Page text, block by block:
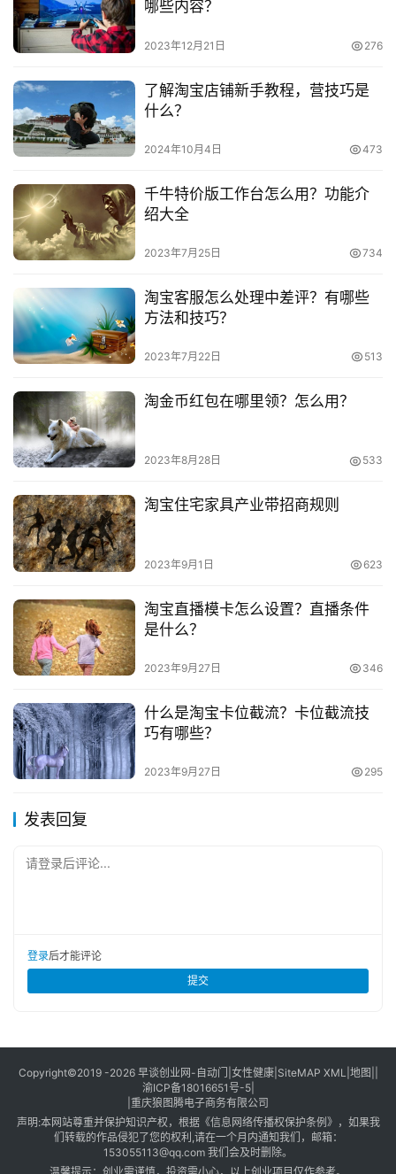
号
宝
分
享
客网会有具体的收集整理
5、淘宝旺旺：
淘宝旺旺是你看店的法宝，赶紧下载装上吧，里面
也有很多技巧，参看淘宝工具篇的教程吧。
宝贝的包装和邮递学问也是很多的，特别是易碎贵
重的物品，具体看淘客网的专题吧。
册网店前一定要看一下自己是不是符合条件，虽然淘宝开店
的门槛不是非常高，但是也还是有一些硬性要求的，开好店
铺之后大家就需要去学习一下运营了哦!
推荐阅读：
淘宝开店运费怎么设置？运费怎么算？
淘宝开店如何寄快递？需要注意什么？
本文来自投稿，不代表早谈创业网立场，作者：欧阳, 微澜，如
若转载，请注明出处：
https://www.zaotuan.com.cn/140935.html
版权声明：本文内容由互联网用户自发贡献，该文观点仅代表
作者本人。本站仅提供信息存储空间服务，不拥有所有权，不
承担相关法律责任。如发现本站有涉嫌抄袭侵权/违法违规的内
容， 请发送邮件至 153055113@qq.com 举报，一经查实，
哪些内容？
2023年12月21日 276
了解淘宝店铺新手教程，营技巧是
什么？
2024年10月4日 473
千牛特价版工作台怎么用？功能介
绍大全
2023年7月25日 734
淘宝客服怎么处理中差评？有哪些
方法和技巧？
2023年7月22日 513
淘金币红包在哪里领？怎么用？
2023年8月28日 533
淘宝住宅家具产业带招商规则
2023年9月1日 623
淘宝直播模卡怎么设置？直播条件
是什么？
2023年9月27日 346
什么是淘宝卡位截流？卡位截流技
巧有哪些？
2023年9月27日 295
发表回复
请登录后评论...
登录后才能评论
提交
Copyright©2019 -2026 早谈创业网 - 自动门 女性健康| SiteMAP XML 地图
渝ICP备18016651号-5|
重庆狼图腾电子商务有限公司
声明:本网站尊重并保护知识产权，根据《信息网络传播权保护条例》，如果我
们转载的作品侵犯了您的权利,请在一个月内通知我们，邮箱：
153055113@qq.com 我们会及时删除。